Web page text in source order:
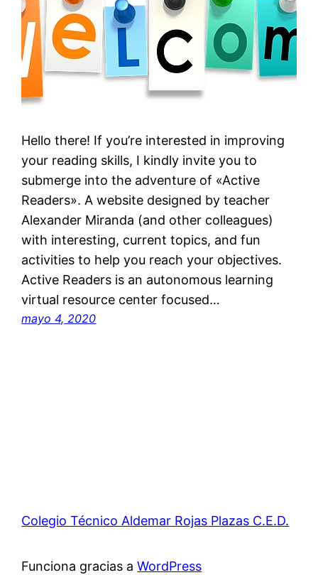
Hello there! If you’re interested in improving
your reading skills, I kindly invite you to
submerge into the adventure of «Active
Readers». A website designed by teacher
Alexander Miranda (and other colleagues)
with interesting, current topics, and fun
activities to help you reach your objectives.
Active Readers is an autonomous learning
virtual resource center focused…
mayo 4, 2020
Colegio Técnico Aldemar Rojas Plazas C.E.D.
Funciona gracias aWordPress